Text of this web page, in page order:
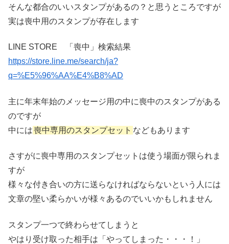
そんな都合のいいスタンプがあるの？と思うところですが
実は喪中用のスタンプが存在します
LINE STORE 「喪中」検索結果
https://store.line.me/search/ja?
q=%E5%96%AA%E4%B8%AD
主に年末年始のメッセージ用の中に喪中のスタンプがある
のですが
中には喪中専用のスタンプセット などもあります
さすがに喪中専用のスタンプセットは使う場面が限られま
すが
様々な付き合いの方に送らなければならないという人には
文章の堅い柔らかいが様々あるのでいいかもしれません
スタンプ一つで終わらせてしまうと
やはり受け取った相手は「やってしまった・・・！」